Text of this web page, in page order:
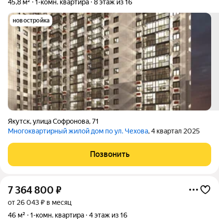
45,8 м² 1-комн. квартира 8 этаж из 16
новостройка
Якутск,улица Софронова,71
Многоквартирный жилой дом по ул. Чехова, 4 квартал 2025
Позвонить
7 364 800 ₽
от 26 043 ₽ в месяц
46 м²
1-комн. квартира 4 этаж из 16